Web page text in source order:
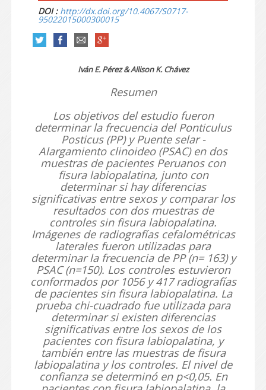
DOI : http://dx.doi.org/10.4067/S0717-
95022015000300015
Iván E. Pérez & Allison K. Chávez
Resumen
Los objetivos del estudio fueron
determinar la frecuencia del Ponticulus
Posticus (PP) y Puente selar -
Alargamiento clinoideo (PS­AC) en dos
muestras de pacientes Peruanos con
fisura labiopalatina, junto con
determinar si hay diferencias
significativas entre sexos y comparar los
resultados con dos muestras de
controles sin fisura labiopalatina.
Imágenes de radiografías cefalométricas
laterales fueron utilizadas para
determinar la frecuencia de PP (n= 163) y
PS­AC (n=150). Los controles estuvieron
conformados por 1056 y 417 radiografías
de pacientes sin fisura labiopalatina. La
prueba chi-cuadrado fue utilizada para
determinar si existen diferencias
significativas entre los sexos de los
pacientes con fisura labiopalatina, y
también entre las muestras de fisura
labiopalatina y los controles. El nivel de
confianza se determinó en p<0,05. En